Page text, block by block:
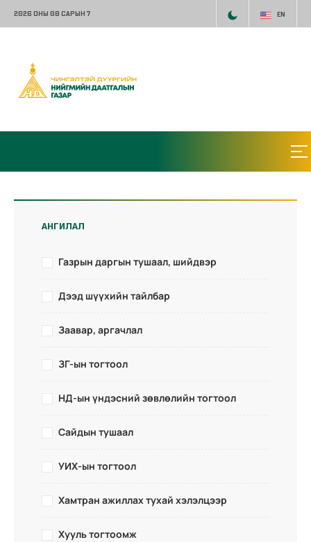
2026 ОНЫ 08 САРЫН 7 EN
АНГИЛАЛ
Газрын даргын тушаал, шийдвэр
Дээд шүүхийн тайлбар
Заавар, аргачлал
ЗГ-ын тогтоол
НД-ын үндэсний зөвлөлийн тогтоол
Сайдын тушаал
УИХ-ын тогтоол
Хамтран ажиллах тухай хэлэлцээр
Хууль тогтоомж